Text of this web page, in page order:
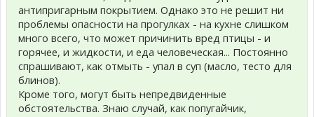
антипригарным покрытием. Однако это не решит ни
проблемы опасности на прогулках - на кухне слишком
много всего, что может причинить вред птицы - и
горячее, и жидкости, и еда человеческая... Постоянно
спрашивают, как отмыть - упал в суп (масло, тесто для
блинов).
Кроме того, могут быть непредвиденные
обстоятельства. Знаю случай, как попугайчик,